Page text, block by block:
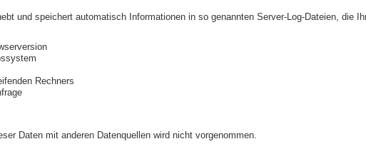
und speichert automatisch Informationen in so genannten Server-Log-Dateien, die
Rechners
Daten mit anderen Datenquellen wird nicht vorgenommen.